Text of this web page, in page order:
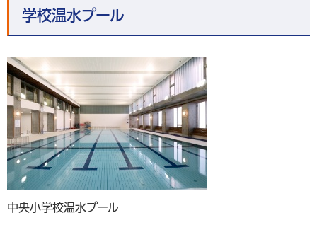
学校温水プール
中央小学校温水プール